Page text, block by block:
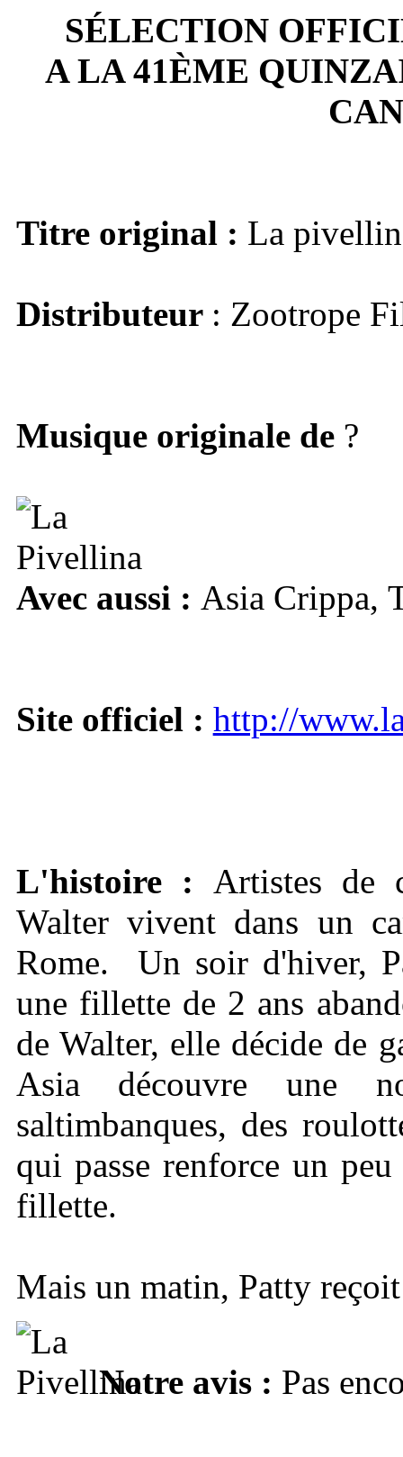
SÉLECTION
A LA 41ÈME
Titre original : La
Distributeur : Zootrope
Musique originale de ?
Avec aussi : Asia Crippa,
Site officiel : http://
L'histoire : Artistes de
Walter vivent dans un
Rome. Un soir d'hiver,
une fillette de 2 ans
de Walter, elle décide de
Asia découvre une
saltimbanques, des
qui passe renforce un
fillette.
Mais un matin, Patty
Notre avis : Pas